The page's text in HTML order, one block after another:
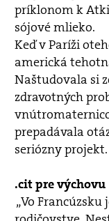
príklonom k
sójové mlieko.
Keď v Paríži
americká
Naštudovala si
zdravotných
prepadávala
seriózny
.cit pre výchovu
„Vo